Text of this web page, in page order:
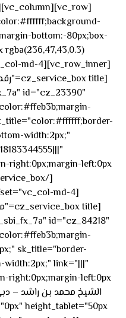
bottom:-80px;box-
id="cz_23390"
width:2px;"
right:0px;margin-left:0px;"]
id="cz_84218"
sk_title="border-
width:2px;" link="|||"